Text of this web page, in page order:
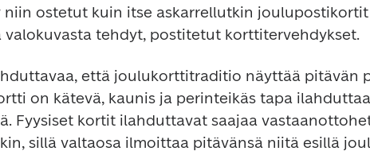
niin ostetut kuin itse askarrellutkin joulupostikortit
että joulukorttitraditio näyttää pitävän
on kätevä, kaunis ja perinteikäs tapa
Fyysiset kortit ilahduttavat saajaa
sillä valtaosa ilmoittaa pitävänsä niitä esillä